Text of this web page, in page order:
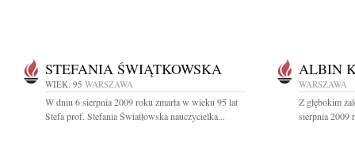
STEFANIA ŚWIĄTKOWSKA
WIEK: 95 WARSZAWA
W dniu 6 sierpnia 2009 roku zmarła w wieku 95 lat
Stefa prof. Stefania Światłowska nauczycielka...
ALBIN
WARSZAWA
Z głębokim
sierpnia 2009